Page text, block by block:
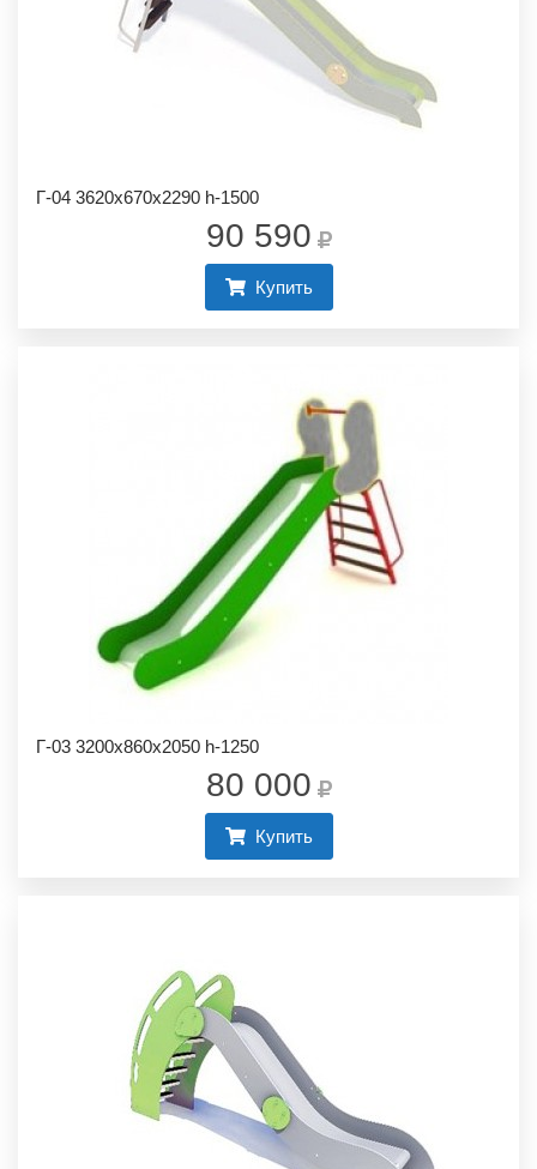
Г-04 3620х670х2290 h-1500
90 590
Купить
Г-03 3200х860х2050 h-1250
80 000
Купить